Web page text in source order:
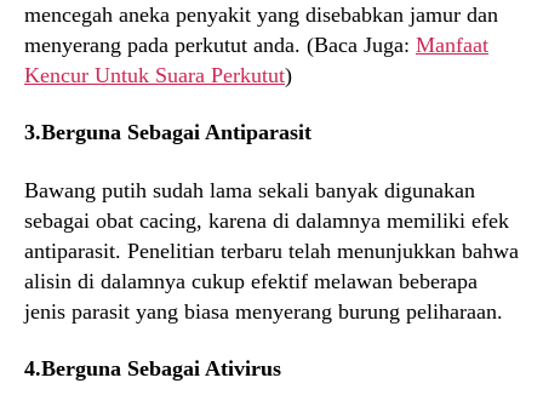
mencegah aneka penyakit yang disebabkan jamur dan
menyerang pada perkutut anda. (Baca Juga: Manfaat
Kencur Untuk Suara Perkutut)
3.Berguna Sebagai Antiparasit
Bawang putih sudah lama sekali banyak digunakan
sebagai obat cacing, karena di dalamnya memiliki efek
antiparasit. Penelitian terbaru telah menunjukkan bahwa
alisin di dalamnya cukup efektif melawan beberapa
jenis parasit yang biasa menyerang burung peliharaan.
4.Berguna Sebagai Ativirus